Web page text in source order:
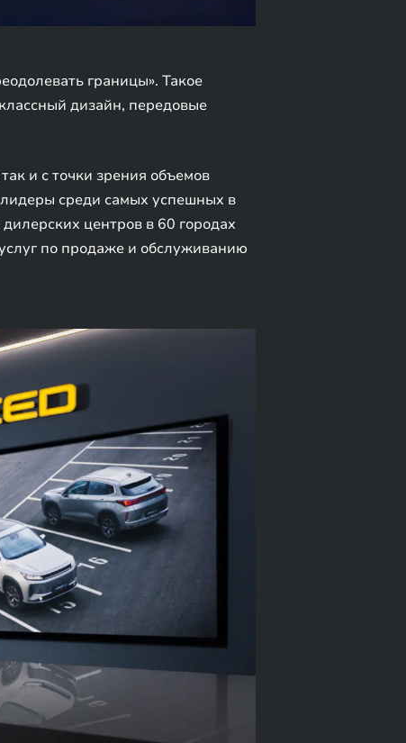
границы». Такое
дизайн, передовые
и с точки зрения объемов
среди самых успешных в
центров в 60 городах
по продаже и обслуживанию